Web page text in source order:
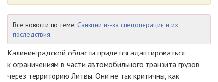
Все новости по теме: Санкции из-за спецоперации и их
последствия
Калининградской области придется адаптироваться
к ограничениям в части автомобильного транзита грузов
через территорию Литвы. Они не так критичны, как